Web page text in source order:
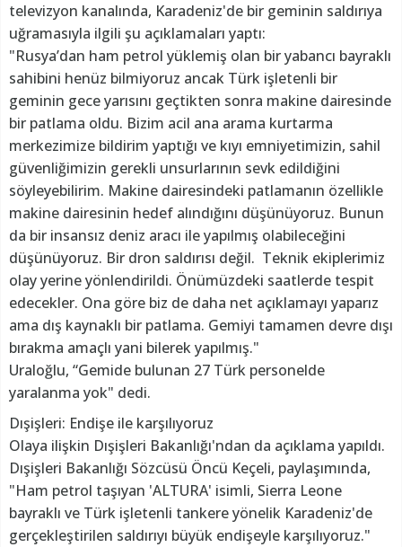
televizyon kanalında, Karadeniz'de bir geminin saldırıya
uğramasıyla ilgili şu açıklamaları yaptı:
"Rusya’dan ham petrol yüklemiş olan bir yabancı bayraklı
sahibini henüz bilmiyoruz ancak Türk işletenli bir
geminin gece yarısını geçtikten sonra makine dairesinde
bir patlama oldu. Bizim acil ana arama kurtarma
merkezimize bildirim yaptığı ve kıyı emniyetimizin, sahil
güvenliğimizin gerekli unsurlarının sevk edildiğini
söyleyebilirim. Makine dairesindeki patlamanın özellikle
makine dairesinin hedef alındığını düşünüyoruz. Bunun
da bir insansız deniz aracı ile yapılmış olabileceğini
düşünüyoruz. Bir dron saldırısı değil. Teknik ekiplerimiz
olay yerine yönlendirildi. Önümüzdeki saatlerde tespit
edecekler. Ona göre biz de daha net açıklamayı yaparız
ama dış kaynaklı bir patlama. Gemiyi tamamen devre dışı
bırakma amaçlı yani bilerek yapılmış."
Uraloğlu, “Gemide bulunan 27 Türk personelde
yaralanma yok" dedi.
Dışişleri: Endişe ile karşılıyoruz
Olaya ilişkin Dışişleri Bakanlığı'ndan da açıklama yapıldı.
Dışişleri Bakanlığı Sözcüsü Öncü Keçeli, paylaşımında,
"Ham petrol taşıyan 'ALTURA' isimli, Sierra Leone
bayraklı ve Türk işletenli tankere yönelik Karadeniz'de
gerçekleştirilen saldırıyı büyük endişeyle karşılıyoruz."